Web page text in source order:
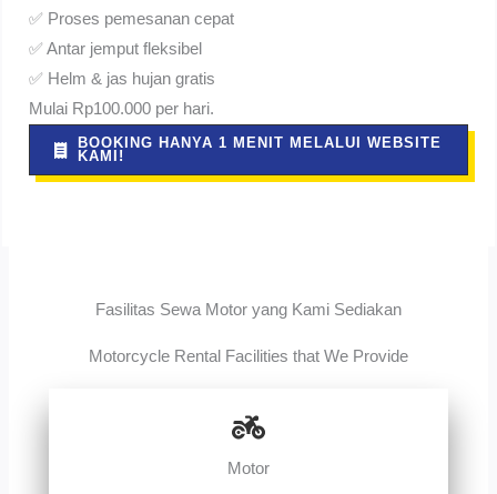
✅ Proses pemesanan cepat
✅ Antar jemput fleksibel
✅ Helm & jas hujan gratis
Mulai Rp100.000 per hari.
BOOKING HANYA 1 MENIT MELALUI WEBSITE
KAMI!
Fasilitas Sewa Motor yang Kami Sediakan
Motorcycle Rental Facilities that We Provide
Motor